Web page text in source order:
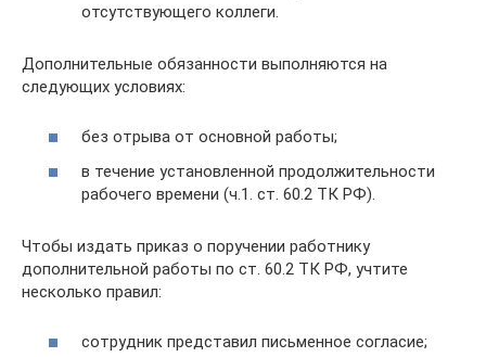
отсутствующего коллеги.
Дополнительные обязанности выполняются на
следующих условиях:
без отрыва от основной работы;
в течение установленной продолжительности
рабочего времени (ч.1. ст. 60.2 ТК РФ).
Чтобы издать приказ о поручении работнику
дополнительной работы по ст. 60.2 ТК РФ, учтите
несколько правил:
сотрудник представил письменное согласие;